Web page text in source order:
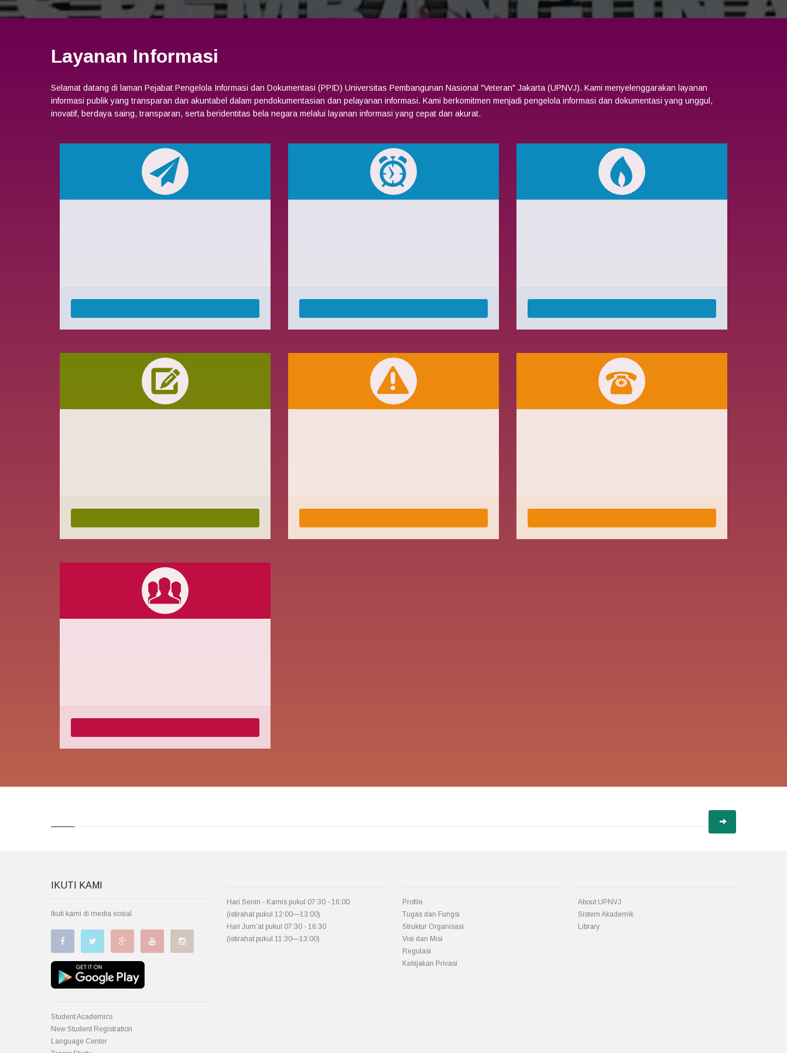
Layanan Informasi
Selamat datang di laman Pejabat Pengelola Informasi dan Dokumentasi (PPID) Universitas Pembangunan Nasional "Veteran" Jakarta (UPNVJ). Kami menyelenggarakan layanan
informasi publik yang transparan dan akuntabel dalam pendokumentasian dan pelayanan informasi. Kami berkomitmen menjadi pengelola informasi dan dokumentasi yang unggul,
inovatif, berdaya saing, transparan, serta beridentitas bela negara melalui layanan informasi yang cepat dan akurat.
IKUTI KAMI
Ikuti kami di media sosial
Hari Senin - Kamis pukul 07:30 - 16:00
(istirahat pukul 12:00—13:00)
Hari Jum’at pukul 07:30 - 16:30
(istirahat pukul 11:30—13:00)
Profile
Tugas dan Fungsi
Struktur Organisasi
Visi dan Misi
Regulasi
Kebijakan Privasi
About UPNVJ
Sistem Akademik
Library
Student Academics
New Student Registration
Language Center